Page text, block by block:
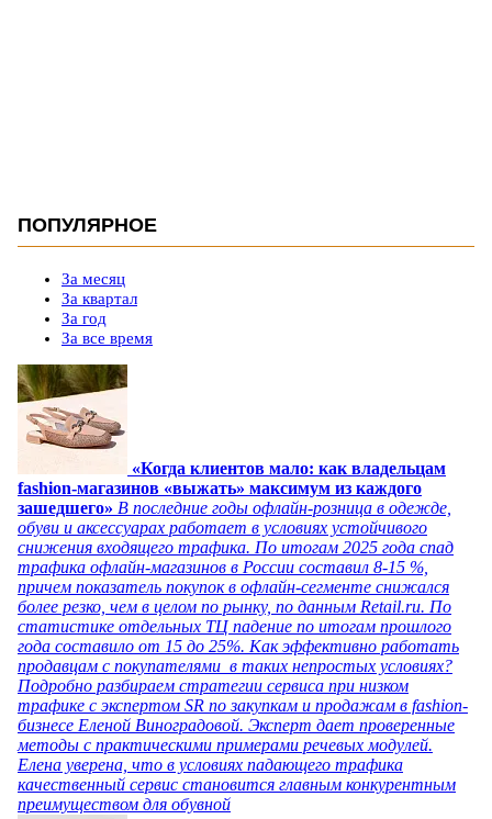
ПОПУЛЯРНОЕ
За месяц
За квартал
За год
За все время
«Когда клиентов мало: как владельцам
fashion-магазинов «выжать» максимум из каждого
зашедшего» В последние годы офлайн-розница в одежде,
обуви и аксессуарах работает в условиях устойчивого
снижения входящего трафика. По итогам 2025 года спад
трафика офлайн-магазинов в России составил 8-15 %,
причем показатель покупок в офлайн-сегменте снижался
более резко, чем в целом по рынку, по данным Retail.ru. По
статистике отдельных ТЦ падение по итогам прошлого
года составило от 15 до 25%. Как эффективно работать
продавцам с покупателями в таких непростых условиях?
Подробно разбираем стратегии сервиса при низком
трафике с экспертом SR по закупкам и продажам в fashion-
бизнесе Еленой Виноградовой. Эксперт дает проверенные
методы с практическими примерами речевых модулей.
Елена уверена, что в условиях падающего трафика
качественный сервис становится главным конкурентным
преимуществом для обувной